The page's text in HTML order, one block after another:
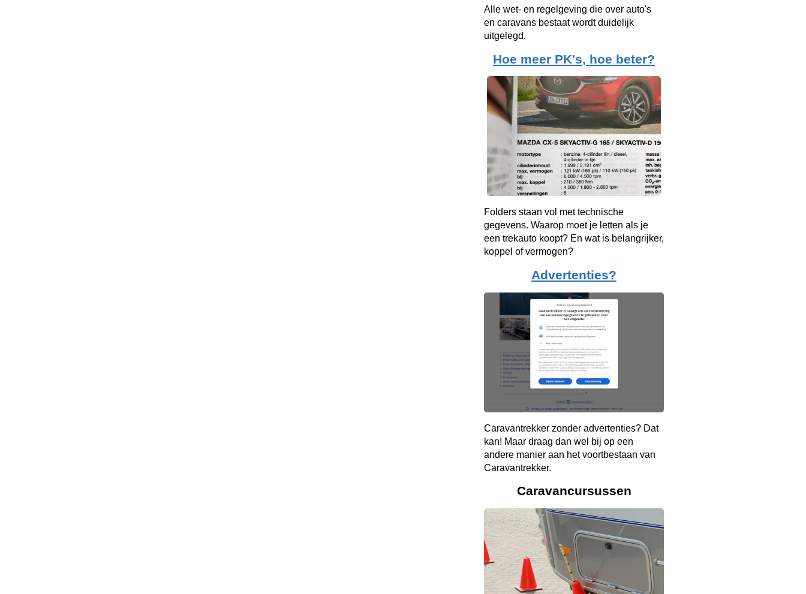
Alle wet- en regelgeving die over auto's
en caravans bestaat wordt duidelijk
uitgelegd.
Hoe meer PK's, hoe beter?
Folders staan vol met technische
gegevens. Waarop moet je letten als je
een trekauto koopt? En wat is belangrijker,
koppel of vermogen?
Advertenties?
Caravantrekker zonder advertenties? Dat
kan! Maar draag dan wel bij op een
andere manier aan het voortbestaan van
Caravantrekker.
Caravancursussen